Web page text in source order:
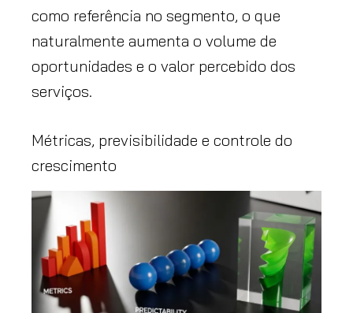
como referência no segmento, o que
naturalmente aumenta o volume de
oportunidades e o valor percebido dos
serviços.
Métricas, previsibilidade e controle do
crescimento